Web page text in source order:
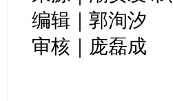
编辑｜郭洵汐
审核｜庞磊成